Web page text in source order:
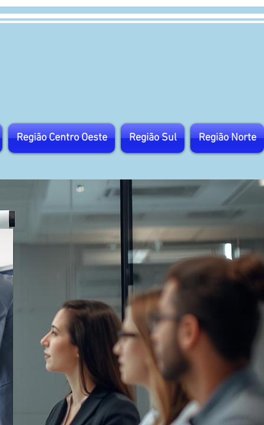
Região Centro Oeste Região Sul Região Norte